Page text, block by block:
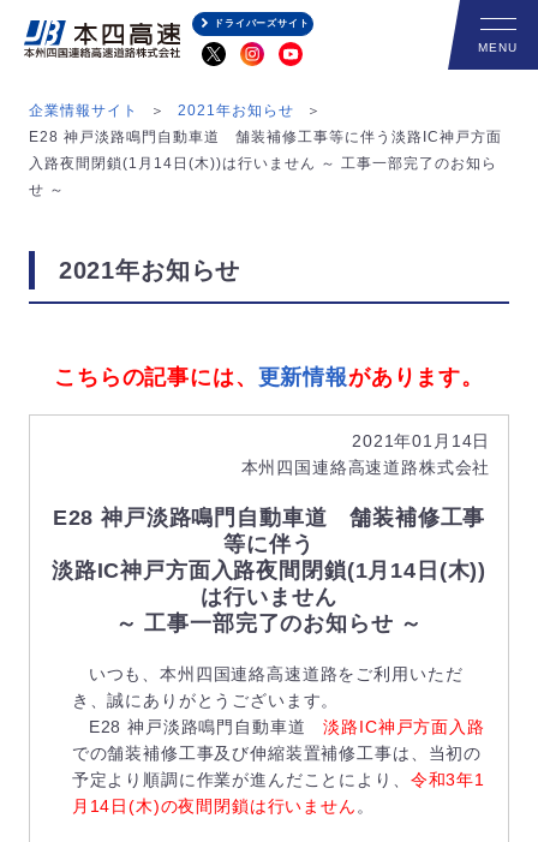
ドライバーズサイト
企業情報サイト
2021年お知らせ
E28 神戸淡路鳴門自動車道 舗装補修工事等に伴う淡路IC神戸方面
入路夜間閉鎖(1月14日(木))は行いません ～ 工事一部完了のお知ら
せ ～
2021年お知らせ
こちらの記事には、 更新情報があります。
2021年01月14日
本州四国連絡高速道路株式会社
E28 神戸淡路鳴門自動車道 舗装補修工事
等に伴う
淡路IC神戸方面入路夜間閉鎖(1月14日(木))
は行いません
～ 工事一部完了のお知らせ ～
いつも、本州四国連絡高速道路をご利用いただ
き、誠にありがとうございます。
E28 神戸淡路鳴門自動車道淡路IC神戸方面入路
での舗装補修工事及び伸縮装置補修工事は、当初の
予定より順調に作業が進んだことにより、 令和3年1
月14日(木)の夜間閉鎖は行いません 。